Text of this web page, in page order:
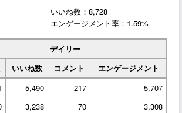
いいね数：8,728
エンゲージメント率：1.59%
デイリー
いいね数 コメント
エンゲージメント
5,490 217
5,707
3,238 70 3,308